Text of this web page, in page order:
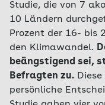
Studie, die von 7
10 Ländern
Prozent der 16- bis
den Klimawandel.
beängstigend sei,
Befragten zu.
persönliche